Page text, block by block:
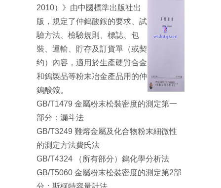
2010）》由中國標準出版社出
版，規定了仲鎢酸銨的要求、試
驗方法、檢驗規則、標誌、包
裝、運輸、貯存及訂貨單（或契
约）內容，適用於生產硬質合金
和鎢製品等粉末冶金產品用的仲
鎢酸銨。
GB/T1479 金屬粉末松裝密度的測定第一
部分：漏斗法
GB/T3249 難熔金屬及化合物粉末細微性
的測定方法費氏法
GB/T4324 （所有部分）鎢化學分析法
GB/T5060 金屬粉末松裝密度的測定第2部